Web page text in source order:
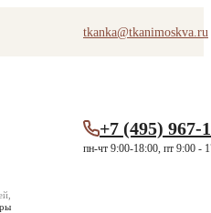
tkanka@tkanimoskva.ru
+7 (495) 967-
пн-чт 9:00-18:00, пт 9:00 -